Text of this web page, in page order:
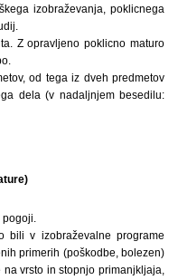
izobraževanja, poklicnega
Z opravljeno poklicno maturo
od tega iz dveh predmetov
dela (v nadaljnjem besedilu:
pogoji.
bili v izobraževalne programe
primerih (poškodbe, bolezen)
vrsto in stopnjo primanjkljaja,